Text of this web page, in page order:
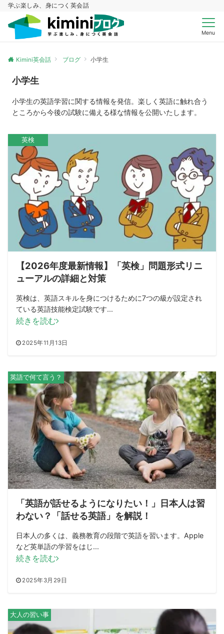
学ぶ楽しみ、身につく英会話
Menu
Kimini英会話 ブログ 小学生
小学生
小学生の英語学習に関する情報を発信。楽しく英語に触れ合う
ところから今後の試験に備える様な情報を公開いたします。
英検
【2026年度最新情報】「英検」問題形式リニ
ューアルの詳細と対策
英検は、英語スキルを身につけるために7つの級が設定され
ている英語技能検定試験です...
2025年11月13日
続きを読む
英語で何て言う？
「英語が話せるようになりたい！」日本人は習
わない？「話せる英語」を解説！
日本人の多くは、義務教育の段階で英語を習います。Apple
など英単語の学習をはじ...
2025年3月29日
続きを読む
大人の習い事